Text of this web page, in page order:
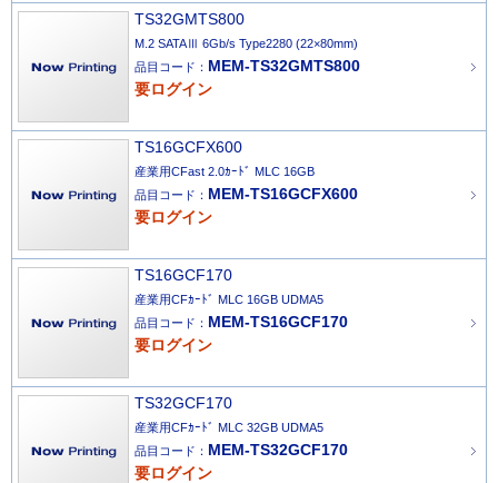
TS32GMTS800
M.2 SATAⅢ 6Gb/s Type2280 (22×80mm)
品目コード： MEM-TS32GMTS800
要ログイン
TS16GCFX600
産業用CFast 2.0ｶｰﾄﾞ MLC 16GB
品目コード： MEM-TS16GCFX600
要ログイン
TS16GCF170
産業用CFｶｰﾄﾞ MLC 16GB UDMA5
品目コード： MEM-TS16GCF170
要ログイン
TS32GCF170
産業用CFｶｰﾄﾞ MLC 32GB UDMA5
品目コード： MEM-TS32GCF170
要ログイン